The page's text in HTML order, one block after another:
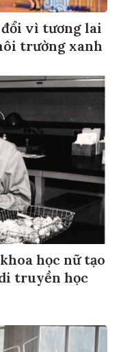
vì tương lai
trường xanh
học nữ tạo
truyền học